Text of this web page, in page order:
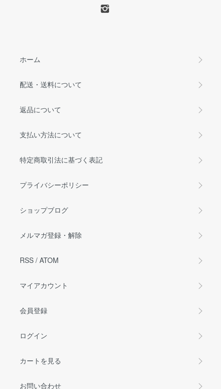
ホーム
配送・送料について
返品について
支払い方法について
特定商取引法に基づく表記
プライバシーポリシー
ショップブログ
メルマガ登録・解除
RSS / ATOM
マイアカウント
会員登録
ログイン
カートを見る
お問い合わせ